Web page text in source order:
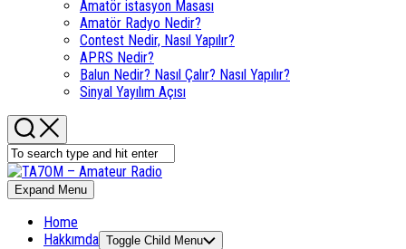
Amatör istasyon Masası
Amatör Radyo Nedir?
Contest Nedir, Nasıl Yapılır?
APRS Nedir?
Balun Nedir? Nasıl Çalır? Nasıl Yapılır?
Sinyal Yayılım Açısı
Expand Menu
Home
Hakkımda Toggle Child Menu